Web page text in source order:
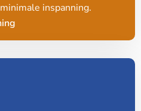
inspanning.